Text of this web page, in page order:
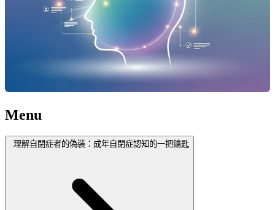
Menu
理解自閉症者的偽裝：成年自閉症認知的一把鑰匙